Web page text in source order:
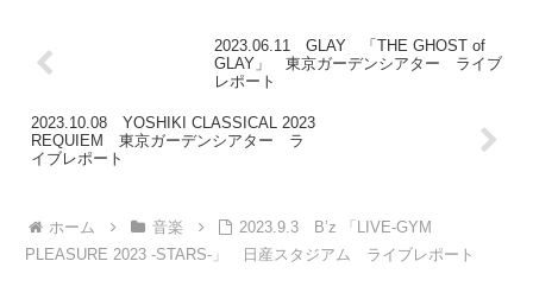
2023.06.11 GLAY 「THE GHOST of
GLAY」 東京ガーデンシアター ライブ
レポート
2023.10.08 YOSHIKI CLASSICAL 2023
REQUIEM 東京ガーデンシアター ラ
イブレポート
ホーム 音楽
2023.9.3 B’z 「LIVE-GYM
PLEASURE 2023 -STARS-」 日産スタジアム ライブレポート